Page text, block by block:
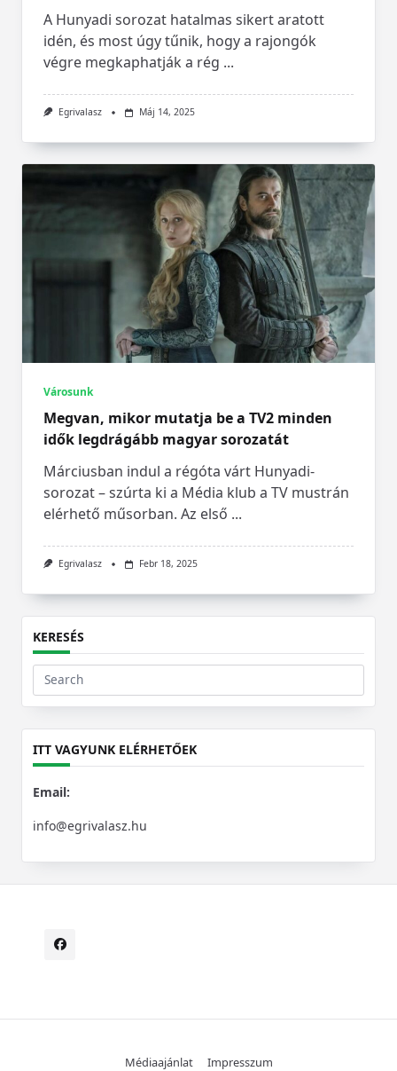
A Hunyadi sorozat hatalmas sikert aratott
idén, és most úgy tűnik, hogy a rajongók
végre megkaphatják a rég ...
Egrivalasz Máj 14, 2025
Városunk
Megvan, mikor mutatja be a TV2 minden
idők legdrágább magyar sorozatát
Márciusban indul a régóta várt Hunyadi-
sorozat – szúrta ki a Média klub a TV mustrán
elérhető műsorban. Az első ...
Egrivalasz Febr 18, 2025
KERESÉS
Search
for:
ITT VAGYUNK ELÉRHETŐEK
Email:
info@egrivalasz.hu
Médiaajánlat Impresszum